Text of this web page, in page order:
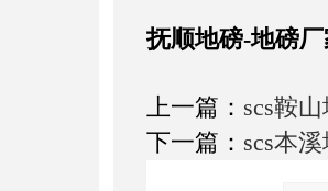
抚顺地磅-地磅
上一篇： scs鞍
下一篇： scs本